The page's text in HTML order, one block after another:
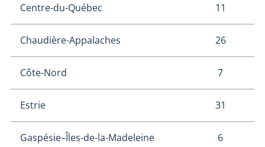
Centre-du-Québec 11
Chaudière-Appalaches 26
Côte-Nord 7
Estrie 31
Gaspésie–Îles-de-la-Madeleine 6